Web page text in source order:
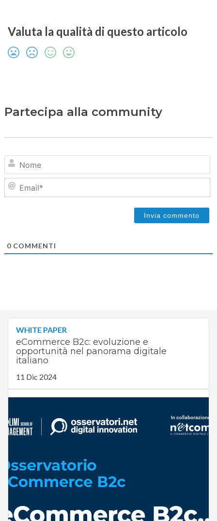
Valuta la qualità di questo articolo
Partecipa alla community
0COMMENTI
WHITE PAPER
eCommerce B2c: evoluzione e
opportunità nel panorama digitale
italiano
11 Dic 2024